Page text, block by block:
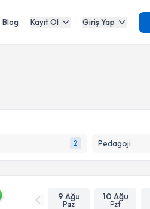
Blog Kayıt Ol Giriş Yap
2 Pedagoji
9 Ağu
Paz
10 Ağu
Pzt